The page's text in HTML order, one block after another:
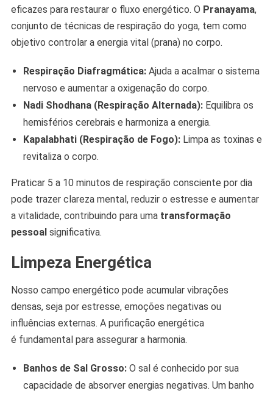
eficazes para restaurar o fluxo energético. O Pranayama,
conjunto de técnicas de respiração do yoga, tem como
objetivo controlar a energia vital (prana) no corpo.
Respiração Diafragmática:Ajuda a acalmar o sistema
nervoso e aumentar a oxigenação do corpo.
Nadi Shodhana (Respiração Alternada):Equilibra os
hemisférios cerebrais e harmoniza a energia.
Kapalabhati (Respiração de Fogo):Limpa as toxinas e
revitaliza o corpo.
Praticar 5 a 10 minutos de respiração consciente por dia
pode trazer clareza mental, reduzir o estresse e aumentar
a vitalidade, contribuindo para uma transformação
pessoalsignificativa.
Limpeza Energética
Nosso campo energético pode acumular vibrações
densas, seja por estresse, emoções negativas ou
influências externas. A purificação energética
é fundamental para assegurar a harmonia.
Banhos de Sal Grosso:O sal é conhecido por sua
capacidade de absorver energias negativas. Um banho